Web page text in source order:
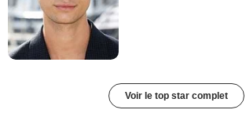
Voir le top star complet